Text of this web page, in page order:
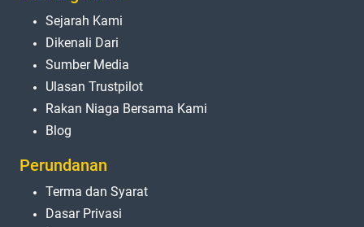
Sejarah Kami
Dikenali Dari
Sumber Media
Ulasan Trustpilot
Rakan Niaga Bersama Kami
Blog
Perundanan
Terma dan Syarat
Dasar Privasi